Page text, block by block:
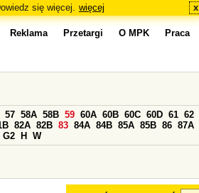
się więcej. więcej x
Reklama Przetargi O MPK Praca
57 58A 58B 59 60A 60B 60C 60D 61 62
82A 82B 83 84A 84B 85A 85B 86 87A
G2 H W